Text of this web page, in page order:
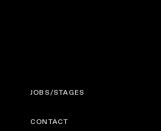
JOBS/STAGES
CONTACT